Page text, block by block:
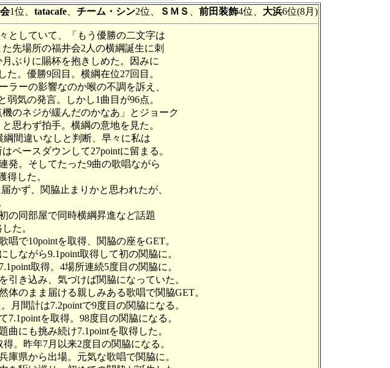
1位、 tatacafe、 チーム・シン2位、 ＳＭＳ 前田装飾4位、 大浜6位(8月)
としていて、「もう優勝の二文字は
先場所の福井会2人の横綱誕生に刺
ぶりに賜杯を抱きしめた。因みに
。優勝9回目。横綱在位27回目。
ラーの影響なのか喉の不調を訴え、
気の発言。しかし1曲目が96点。
のネジが緩んだのかなあ」とジョーク
思わず拍手。横綱の意地を見た。
間違いなしと判断、早々に私は
ペースダウンして27pointに留まる。
発。そしてたった9曲の歌唱ながら
得した。
かず、関脇止まりかと思われたが、
の同部屋で同時横綱昇進など話題
た。
で10pointを取得、関脇の座をGET。
ながら9.1point取得して初の関脇に。
取得。4場所連続5度目の関脇に。
き込み、気づけば関脇になっていた。
のまま届ける親しみある歌唱で関脇GET。
間計は7.2pointで9度目の関脇になる。
を取得。98度目の関脇になる。
にも挑み続け7.1pointを取得した。
。昨年7月以来2度目の関脇になる。
県から出場。元気な歌唱で関脇に。